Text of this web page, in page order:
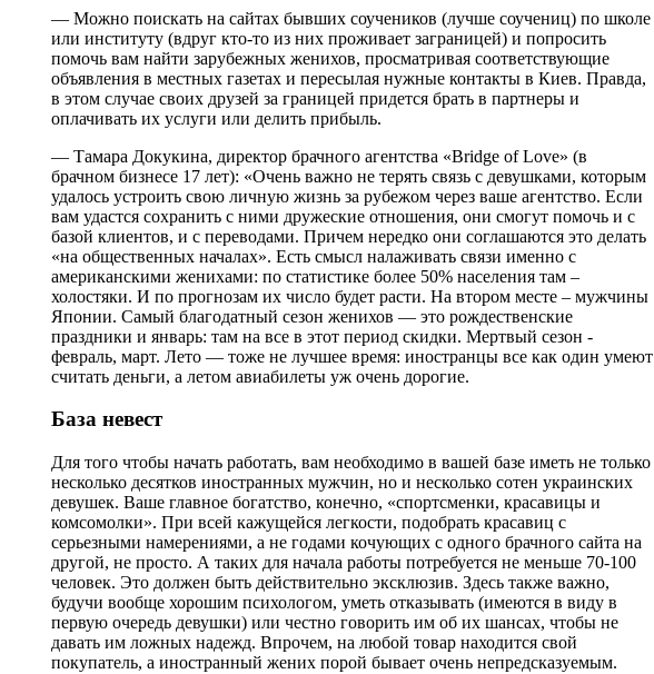
— Можно поискать на сайтах бывших соучеников (лучше соучениц) по школе
или институту (вдруг кто-то из них проживает заграницей) и попросить
помочь вам найти зарубежных женихов, просматривая соответствующие
объявления в местных газетах и пересылая нужные контакты в Киев. Правда,
в этом случае своих друзей за границей придется брать в партнеры и
оплачивать их услуги или делить прибыль.
— Тамара Докукина, директор брачного агентства «Bridge of Love» (в
брачном бизнесе 17 лет): «Очень важно не терять связь с девушками, которым
удалось устроить свою личную жизнь за рубежом через ваше агентство. Если
вам удастся сохранить с ними дружеские отношения, они смогут помочь и с
базой клиентов, и с переводами. Причем нередко они соглашаются это делать
«на общественных началах». Есть смысл налаживать связи именно с
американскими женихами: по статистике более 50% населения там –
холостяки. И по прогнозам их число будет расти. На втором месте – мужчины
Японии. Самый благодатный сезон женихов — это рождественские
праздники и январь: там на все в этот период скидки. Мертвый сезон -
февраль, март. Лето — тоже не лучшее время: иностранцы все как один умеют
считать деньги, а летом авиабилеты уж очень дорогие.
База невест
Для того чтобы начать работать, вам необходимо в вашей базе иметь не только
несколько десятков иностранных мужчин, но и несколько сотен украинских
девушек. Ваше главное богатство, конечно, «спортсменки, красавицы и
комсомолки». При всей кажущейся легкости, подобрать красавиц с
серьезными намерениями, а не годами кочующих с одного брачного сайта на
другой, не просто. А таких для начала работы потребуется не меньше 70-100
человек. Это должен быть действительно эксклюзив. Здесь также важно,
будучи вообще хорошим психологом, уметь отказывать (имеются в виду в
первую очередь девушки) или честно говорить им об их шансах, чтобы не
давать им ложных надежд. Впрочем, на любой товар находится свой
покупатель, а иностранный жених порой бывает очень непредсказуемым.